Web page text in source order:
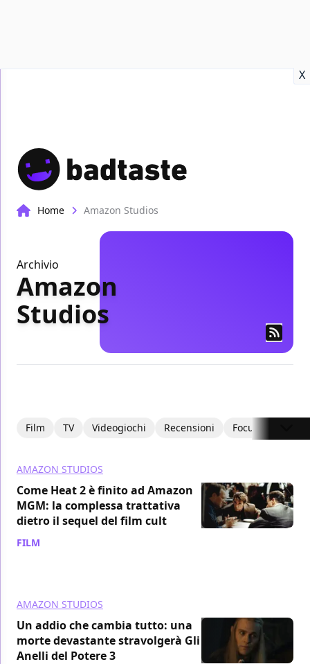
X
Home Amazon Studios
Archivio
Amazon
Studios
Film TV Videogiochi Recensioni Focus
AMAZON STUDIOS
Come Heat 2 è finito ad Amazon
MGM: la complessa trattativa
dietro il sequel del film cult
FILM
AMAZON STUDIOS
Un addio che cambia tutto: una
morte devastante stravolgerà Gli
Anelli del Potere 3